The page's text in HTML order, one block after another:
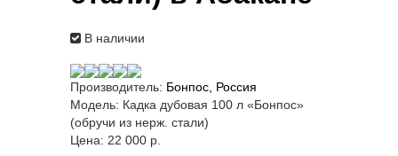
В наличии
Производитель: Бонпос, Россия
Модель: Кадка дубовая 100 л «Бонпос»
(обручи из нерж. стали)
Цена: 22 000 p.